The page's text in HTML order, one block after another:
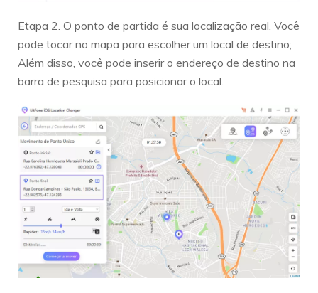
Etapa 2. O ponto de partida é sua localização real. Você
pode tocar no mapa para escolher um local de destino;
Além disso, você pode inserir o endereço de destino na
barra de pesquisa para posicionar o local.